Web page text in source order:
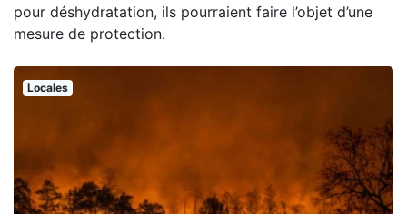
pour déshydratation, ils pourraient faire l’objet d’une
mesure de protection.
Locales